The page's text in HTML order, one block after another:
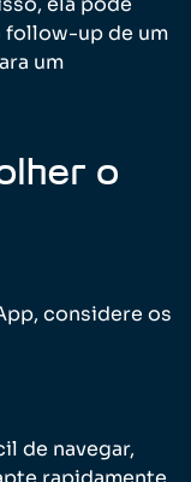
follow-up de um
um
o
considere os
de navegar,